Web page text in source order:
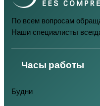
По всем вопросам
Наши специалисты
Часы работы
Будни